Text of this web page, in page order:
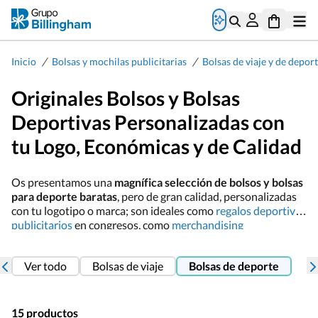
Inicio / Bolsas y mochilas publicitarias / Bolsas de viaje y de
Originales Bolsos y Bolsas
Deportivas Personalizadas con
tu Logo, Económicas y de Calidad
Os presentamos una magnífica selección de bolsos y bolsas
para deporte baratas, pero de gran calidad, personalizadas
con tu logotipo o marca; son ideales como regalos deportivos
publicitariosen congresos, como merchandising
que desees. Aquí encontrarás multitud de modelos de bolsos
deportivos personalizadospara hombre y mujer: bolsos
zapatilleroincluido, estos últimos muy prácticos por tener
Ver todo Bolsas de viaje Bolsas de deporte
15 productos